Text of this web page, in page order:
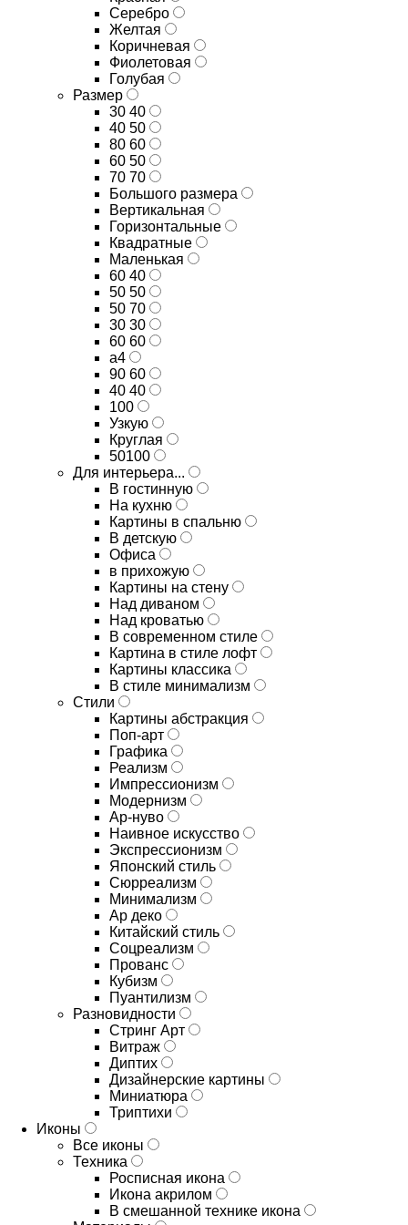
Серебро
Желтая
Коричневая
Фиолетовая
Голубая
Размер
30 40
40 50
80 60
60 50
70 70
Большого размера
Вертикальная
Горизонтальные
Квадратные
Маленькая
60 40
50 50
50 70
30 30
60 60
а4
90 60
40 40
100
Узкую
Круглая
50100
Для интерьера...
В гостинную
На кухню
Картины в спальню
В детскую
Офиса
в прихожую
Картины на стену
Над диваном
Над кроватью
В современном стиле
Картина в стиле лофт
Картины классика
В стиле минимализм
Стили
Картины абстракция
Поп-арт
Графика
Реализм
Импрессионизм
Модернизм
Ар-нуво
Наивное искусство
Экспрессионизм
Японский стиль
Сюрреализм
Минимализм
Ар деко
Китайский стиль
Соцреализм
Прованс
Кубизм
Пуантилизм
Разновидности
Стринг Арт
Витраж
Диптих
Дизайнерские картины
Миниатюра
Триптихи
Иконы
Все иконы
Техника
Росписная икона
Икона акрилом
В смешанной технике икона